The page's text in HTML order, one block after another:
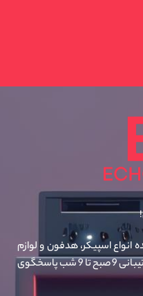
انواع اسپیکر، هدفون و لوازم
صوتی و تصویری برای شما عزیزان با پشتیبانی 9 صبح تا 9 شب پاسخگوی